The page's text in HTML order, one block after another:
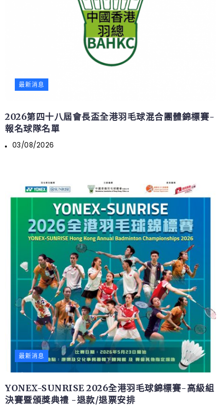
最新消息
2026第四十八屆會長盃全港羽毛球混合團體錦標賽-
報名球隊名單
03/08/2026
最新消息
YONEX-SUNRISE 2026全港羽毛球錦標賽-高級組
決賽暨頒獎典禮 -退款/退票安排